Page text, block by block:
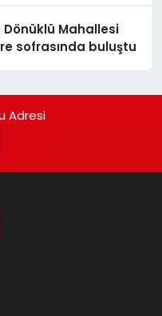
Mahallesi
sofrasında buluştu
Adresi